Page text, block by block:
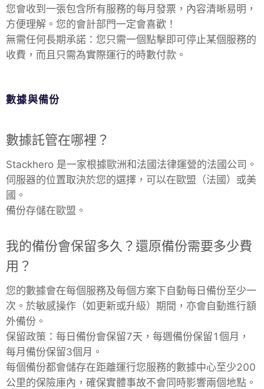
您會收到一張包含所有服務的每月發票，內容清晰易明，
方便理解。您的會計部門一定會喜歡！
無需任何長期承諾：您只需一個點擊即可停止某個服務的
收費，而且只需為實際運行的時數付款。
數據與備份
數據託管在哪裡？
Stackhero 是一家根據歐洲和法國法律運營的法國公司。
伺服器的位置取決於您的選擇，可以在歐盟（法國）或美
國。
備份存儲在歐盟。
我的備份會保留多久？還原備份需要多少費
用？
您的數據會在每個服務及每個方案下自動每日備份至少一
次。於敏感操作（如更新或升級）期間，亦會自動進行額
外備份。
保留政策：每日備份會保留7天，每週備份保留1個月，
每月備份保留3個月。
每個備份都會儲存在距離運行您服務的數據中心至少200
公里的保險庫內，確保實體事故不會同時影響兩個地點。